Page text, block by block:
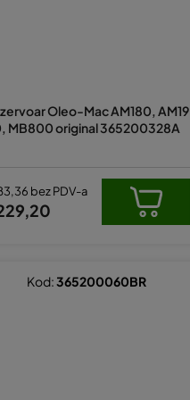
Oleo-Mac AM180, AM19
MB800 original 365200328A
bez PDV-a
Kod:365200060BR